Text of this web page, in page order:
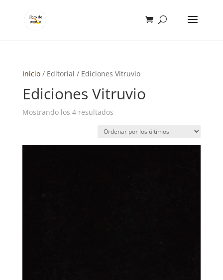
Inicio/ Editorial / Ediciones Vitruvio
Ediciones Vitruvio
Mostrando los 4 resultadosOrdenado
los
últimos